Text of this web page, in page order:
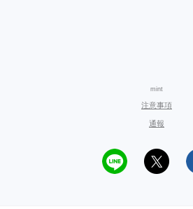
mint
注意事項
通報